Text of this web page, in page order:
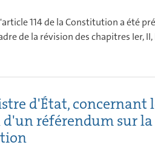
114 de la Constitution a été
de la révision des chapitres Ier, II,
d'État, concernant
d'un référendum sur la